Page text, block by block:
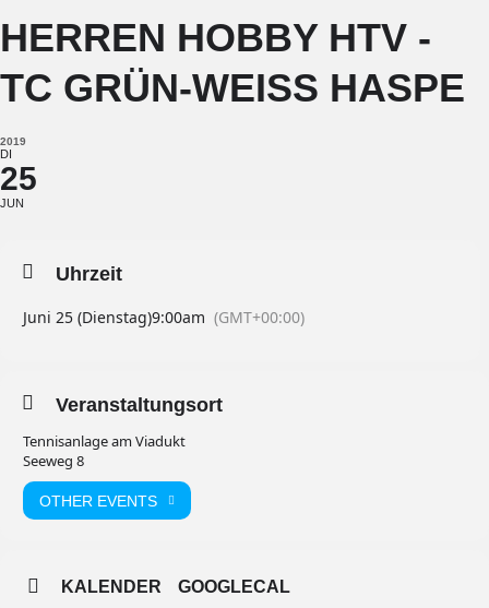
HERREN HOBBY HTV -
TC GRÜN-WEISS HASPE
2019
DI
25
JUN
Uhrzeit
Juni 25 (Dienstag)9:00am (GMT+00:00)
Veranstaltungsort
Tennisanlage am Viadukt
Seeweg 8
OTHER EVENTS
KALENDER GOOGLECAL